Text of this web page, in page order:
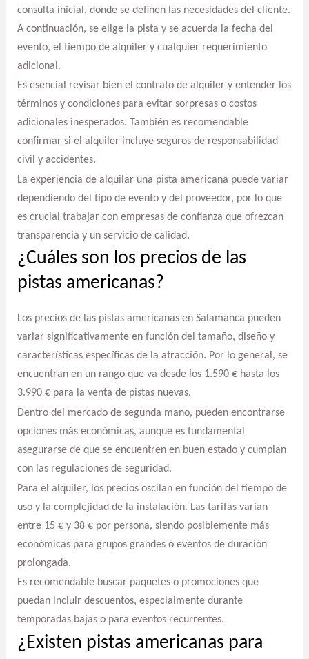
consulta inicial, donde se definen las necesidades del cliente.
A continuación, se elige la pista y se acuerda la fecha del
evento, el tiempo de alquiler y cualquier requerimiento
adicional.
Es esencial revisar bien el contrato de alquiler y entender los
términos y condiciones para evitar sorpresas o costos
adicionales inesperados. También es recomendable
confirmar si el alquiler incluye seguros de responsabilidad
civil y accidentes.
La experiencia de alquilar una pista americana puede variar
dependiendo del tipo de evento y del proveedor, por lo que
es crucial trabajar con empresas de confianza que ofrezcan
transparencia y un servicio de calidad.
¿Cuáles son los precios de las
pistas americanas?
Los precios de las pistas americanas en Salamanca pueden
variar significativamente en función del tamaño, diseño y
características específicas de la atracción. Por lo general, se
encuentran en un rango que va desde los 1.590 € hasta los
3.990 € para la venta de pistas nuevas.
Dentro del mercado de segunda mano, pueden encontrarse
opciones más económicas, aunque es fundamental
asegurarse de que se encuentren en buen estado y cumplan
con las regulaciones de seguridad.
Para el alquiler, los precios oscilan en función del tiempo de
uso y la complejidad de la instalación. Las tarifas varían
entre 15 € y 38 € por persona, siendo posiblemente más
económicas para grupos grandes o eventos de duración
prolongada.
Es recomendable buscar paquetes o promociones que
puedan incluir descuentos, especialmente durante
temporadas bajas o para eventos recurrentes.
¿Existen pistas americanas para